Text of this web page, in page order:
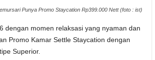
Punya Promo Staycation Rp399.000 Nett (foto : ist)
dengan momen relaksasi yang nyaman dan
Promo Kamar Settle Staycation dengan
Superior.